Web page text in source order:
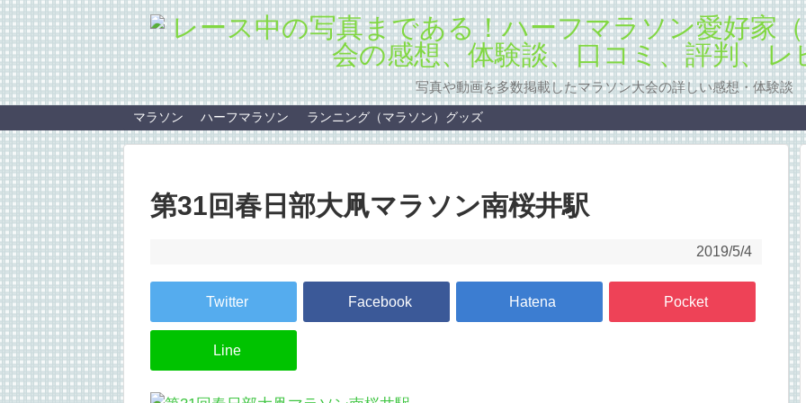
写真や動画を多数掲載したマラソン大会の詳しい感想・体験談
マラソン ハーフマラソン ランニング（マラソン）グッズ
第31回春日部大凧マラソン南桜井駅
2019/5/4